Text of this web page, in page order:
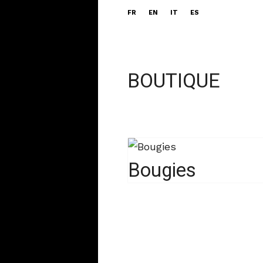
FR EN IT ES
BOUTIQUE
Bougies